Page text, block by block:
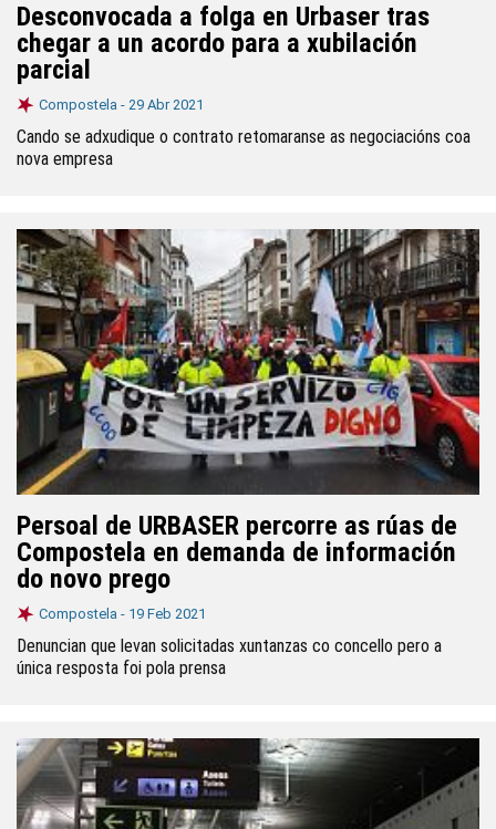
Desconvocada a folga en Urbaser tras
chegar a un acordo para a xubilación
parcial
Compostela - 29 Abr 2021
Cando se adxudique o contrato retomaranse as negociacións coa
nova empresa
Persoal de URBASER percorre as rúas de
Compostela en demanda de información
do novo prego
Compostela - 19 Feb 2021
Denuncian que levan solicitadas xuntanzas co concello pero a
única resposta foi pola prensa